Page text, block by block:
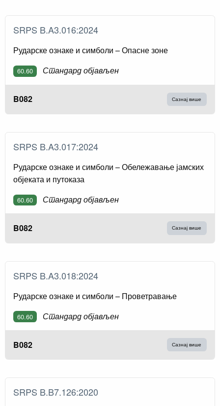
SRPS B.A3.016:2024
Рударске ознаке и симболи – Опасне зоне
60.60 Стандард објављен
B082 Сазнај више
SRPS B.A3.017:2024
Рударске ознаке и симболи – Обележавање јамских
објеката и путоказа
60.60 Стандард објављен
B082 Сазнај више
SRPS B.A3.018:2024
Рударске ознаке и симболи – Проветравање
60.60 Стандард објављен
B082 Сазнај више
SRPS B.B7.126:2020